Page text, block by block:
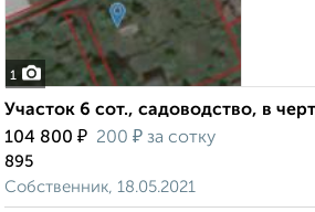
1
Участок 6 сот., садоводство, в
104 800 ₽ 200 ₽ за сотку
895
Собственник, 18.05.2021